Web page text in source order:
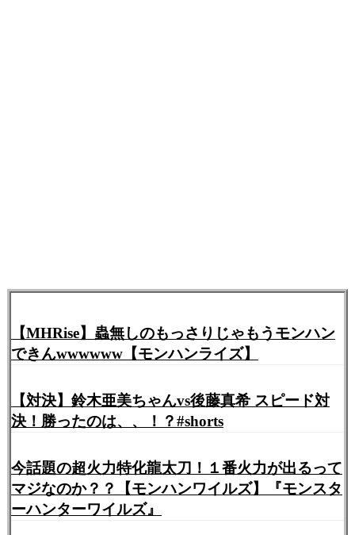
【MHRise】蟲無しのもっさりじゃもうモンハン
できんwwwwww【モンハンライズ】
【対決】鈴木亜美ちゃんvs後藤真希 スピード対
決！勝ったのは、、！？#shorts
今話題の超火力特化龍太刀！１番火力が出るって
マジなのか？？【モンハンワイルズ】『モンスタ
ーハンターワイルズ』